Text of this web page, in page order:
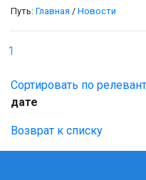
Путь: Главная / Новости
1
Сортировать по
дате
Возврат к списку